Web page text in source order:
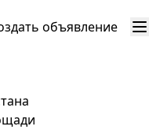
объявление